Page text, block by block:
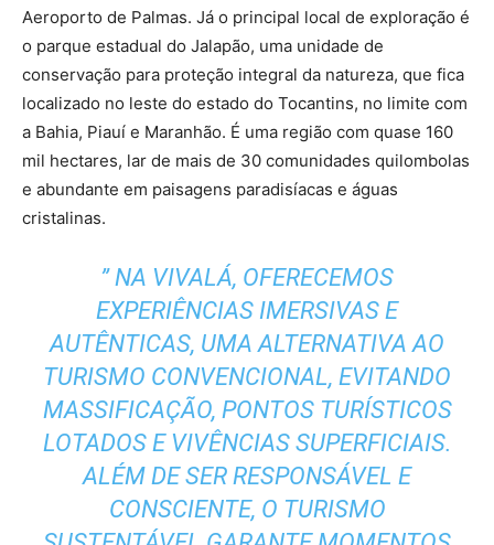
Aeroporto de Palmas. Já o principal local de exploração é
o parque estadual do Jalapão, uma unidade de
conservação para proteção integral da natureza, que fica
localizado no leste do estado do Tocantins, no limite com
a Bahia, Piauí e Maranhão. É uma região com quase 160
mil hectares, lar de mais de 30 comunidades quilombolas
e abundante em paisagens paradisíacas e águas
cristalinas.
” NA VIVALÁ, OFERECEMOS
EXPERIÊNCIAS IMERSIVAS E
AUTÊNTICAS, UMA ALTERNATIVA AO
TURISMO CONVENCIONAL, EVITANDO
MASSIFICAÇÃO, PONTOS TURÍSTICOS
LOTADOS E VIVÊNCIAS SUPERFICIAIS.
ALÉM DE SER RESPONSÁVEL E
CONSCIENTE, O TURISMO